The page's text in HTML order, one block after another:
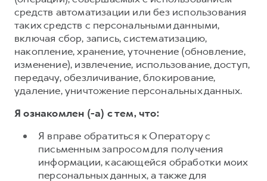
средств автоматизации или без использования
таких средств с персональными данными,
включая сбор, запись, систематизацию,
накопление, хранение, уточнение (обновление,
изменение), извлечение, использование, доступ,
передачу, обезличивание, блокирование,
удаление, уничтожение персональных данных.
Я ознакомлен (-а) с тем, что:
Я вправе обратиться к Оператору с
письменным запросом для получения
информации, касающейся обработки моих
персональных данных, а также для